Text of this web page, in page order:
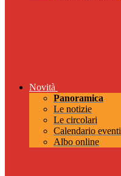
Novità
Panoramica
Le notizie
Le circolari
Calendario eventi
Albo online